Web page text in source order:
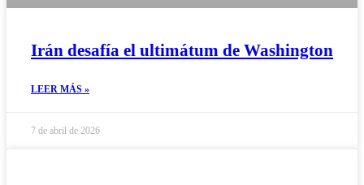
Irán desafía el ultimátum de Washington
LEER MÁS »
7 de abril de 2026